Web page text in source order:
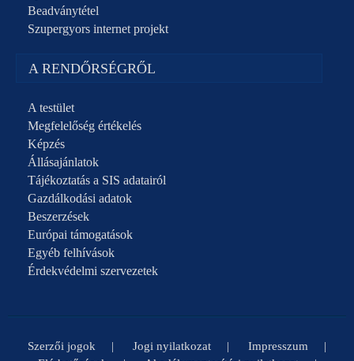
Beadványtétel
Szupergyors internet projekt
A RENDŐRSÉGRŐL
A testület
Megfelelőség értékelés
Képzés
Állásajánlatok
Tájékoztatás a SIS adatairól
Gazdálkodási adatok
Beszerzések
Európai támogatások
Egyéb felhívások
Érdekvédelmi szervezetek
Szerzői jogok Jogi nyilatkozat
Impresszum